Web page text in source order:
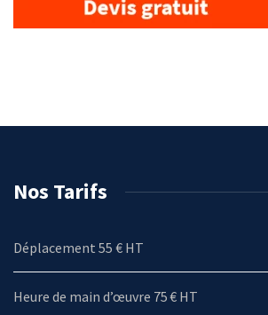
Nos Tarifs
Déplacement 55 € HT
Heure de main d’œuvre 75 € HT